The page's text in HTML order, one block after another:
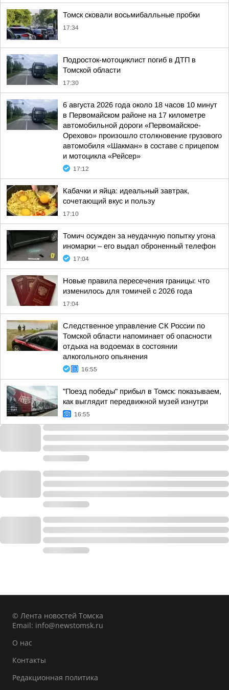
Томск сковали восьмибалльные пробки
17:34
Подросток-мотоциклист погиб в ДТП в
Томской области
17:30
6 августа 2026 года около 18 часов 10 минут
в Первомайском районе на 17 километре
автомобильной дороги «Первомайское-
Орехово» произошло столкновение грузового
автомобиля «Шакман» в составе с прицепом
и мотоцикла «Рейсер»
17:12
Кабачки и яйца: идеальный завтрак,
сочетающий вкус и пользу
17:10
Томич осужден за неудачную попытку угона
иномарки – его выдал оброненный телефон
17:04
Новые правила пересечения границы: что
изменилось для томичей с 2026 года
17:04
Следственное управление СК России по
Томской области напоминает об опасности
отдыха на водоемах в состоянии
алкогольного опьянения
16:55
"Поезд победы" прибыл в Томск: показываем,
как выглядит передвижной музей изнутри
16:55
© Лента новостей Томска
Email: info@newstomsk.ru
О нас
Контакты
Редакционная политика